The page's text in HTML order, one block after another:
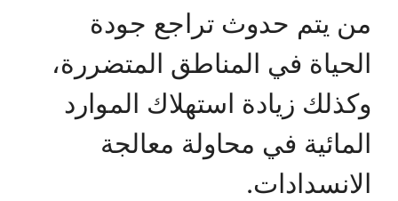
من يتم حدوث تراجع جودة
الحياة في المناطق المتضررة،
وكذلك زيادة استهلاك الموارد
المائية في محاولة معالجة
الانسدادات.